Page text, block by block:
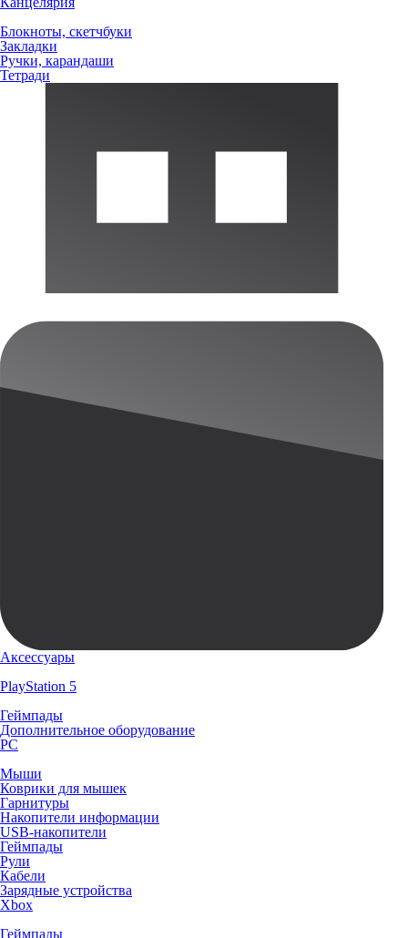
Блокноты, скетчбуки
Закладки
Ручки, карандаши
Тетради
Аксессуары
PlayStation 5
Геймпады
Дополнительное оборудование
PC
Мыши
Коврики для мышек
Гарнитуры
Накопители информации
USB-накопители
Геймпады
Рули
Кабели
Зарядные устройства
Xbox
Геймпады